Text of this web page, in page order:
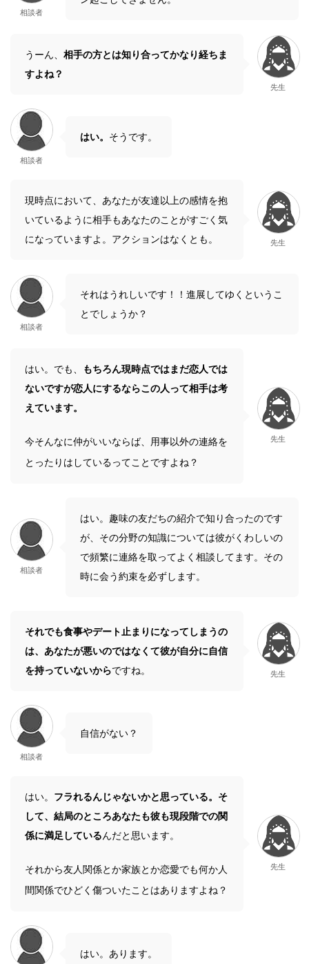
相談者
うーん、 相手の方とは知り合ってかなり経ちま
すよね？
先生
相談者
はい。 そうです。
現時点において、あなたが友達以上の感情を抱
いているように相手もあなたのことがすごく気
になっていますよ。アクションはなくとも。
先生
相談者
それはうれしいです！！進展してゆくというこ
とでしょうか？
はい。でも、
もちろん現時点ではまだ恋人では
ないですが恋人にするならこの人って相手は考
えています。
今そんなに仲がいいならば、用事以外の連絡を
とったりはしているってことですよね？
先生
相談者
はい。趣味の友だちの紹介で知り合ったのです
が、その分野の知識については彼がくわしいの
で頻繁に連絡を取ってよく相談してます。その
時に会う約束を必ずします。
それでも食事やデート止まりになってしまうの
は、あなたが悪いのではなくて彼が自分に自信
を持っていないからですね。 先生
相談者
自信がない？
はい。 フラれるんじゃないかと思っている。そ
して、結局のところあなたも彼も現段階での関
係に満足しているんだと思います。
それから友人関係とか家族とか恋愛でも何か人
間関係でひどく傷ついたことはありますよね？
先生
はい。あります。